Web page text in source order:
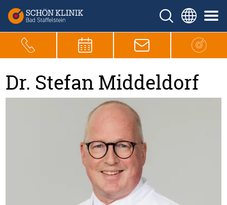
Dr. Stefan Middeldorf